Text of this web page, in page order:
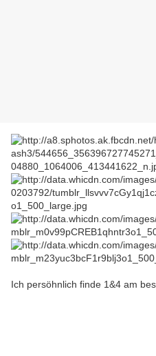
Ich persöhnlich finde 1&4 am